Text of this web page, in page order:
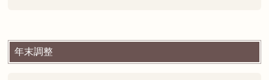
年末調整